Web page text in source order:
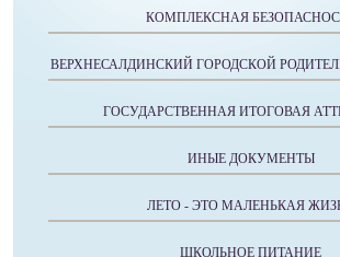
КОМПЛЕКСНАЯ
ВЕРХНЕСАЛДИНСКИЙ ГОРОДСКОЙ
ГОСУДАРСТВЕННАЯ ИТОГОВАЯ
ИНЫЕ ДОКУМЕНТЫ
ЛЕТО - ЭТО МАЛЕНЬКАЯ
ШКОЛЬНОЕ ПИТАНИЕ